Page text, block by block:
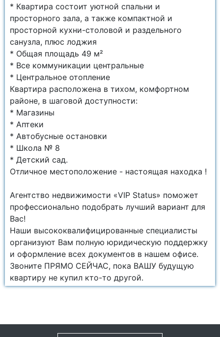
* Квартира состоит уютной спальни и
просторного зала, а также компактной и
просторной кухни-столовой и раздельного
санузла, плюс лоджия
* Общая площадь 49 м²
* Все коммуникации центральные
* Центральное отопление
Квартира расположена в тихом, комфортном
районе, в шаговой доступности:
* Магазины
* Аптеки
* Автобусные остановки
* Школа № 8
* Детский сад.
Отличное местоположение - настоящая находка !
Агентство недвижимости «VIP Status» поможет
профессионально подобрать лучший вариант для
Вас!
Наши высококвалифицированные специалисты
организуют Вам полную юридическую поддержку
и оформление всех документов в нашем офисе.
Звоните ПРЯМО СЕЙЧАС, пока ВАШУ будущую
квартиру не купил кто-то другой.